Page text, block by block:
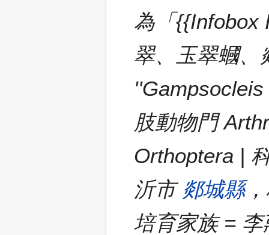
為「{{Infobox
翠、玉翠蟈、
肢動物門
Orthoptera |
沂市 郯城縣
培育家族 =